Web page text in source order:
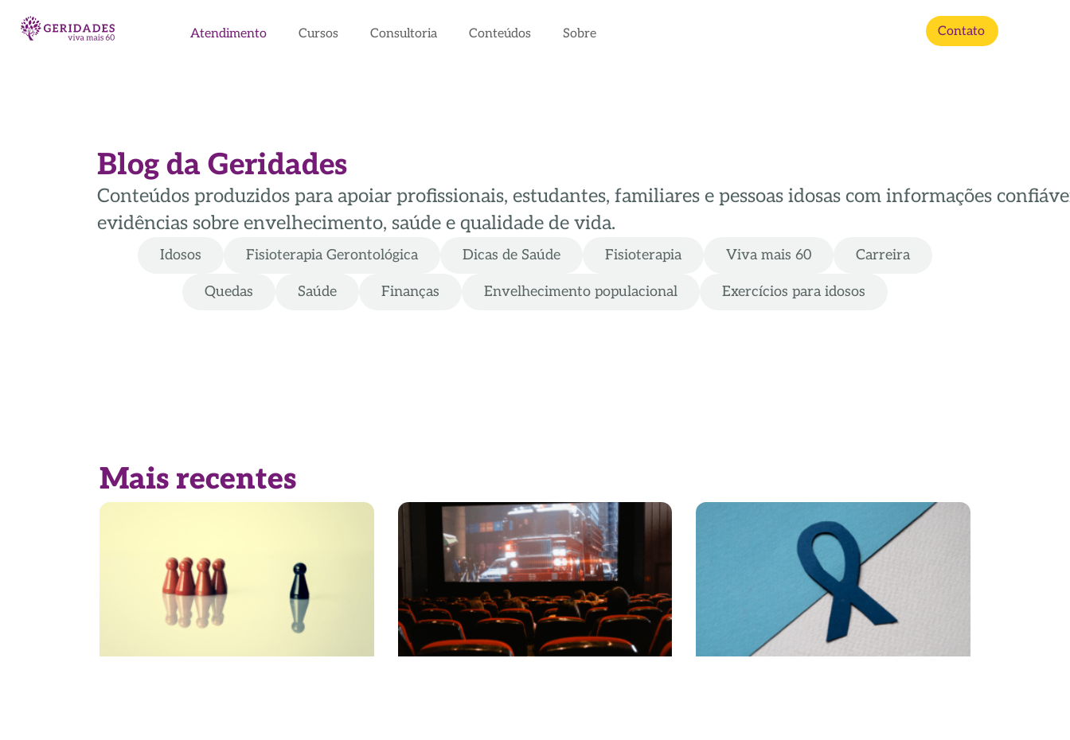
Atendimento Cursos Consultoria Conteúdos Sobre Contato
Blog da Geridades
Conteúdos produzidos para apoiar profissionais, estudantes, familiares e pessoas idosas com informações
evidências sobre envelhecimento, saúde e qualidade de vida.
Idosos Fisioterapia Gerontológica Dicas de Saúde Fisioterapia Viva mais 60 Carreira
Quedas Saúde Finanças Envelhecimento populacional Exercícios para idosos
Mais recentes